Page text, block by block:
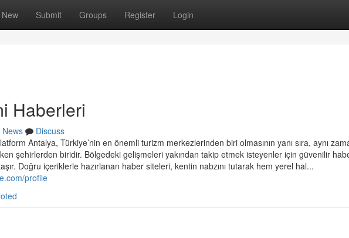
New Submit Groups Register Login
Haberleri
News
Discuss
Antalya, Türkiye’nin en önemli turizm merkezlerinden biri olmasının yanı sıra, aynı
şehirlerden biridir. Bölgedeki gelişmeleri yakından takip etmek isteyenler için güvenilir
Doğru içeriklerle hazırlanan haber siteleri, kentin nabzını tutarak hem yerel hal...
profile